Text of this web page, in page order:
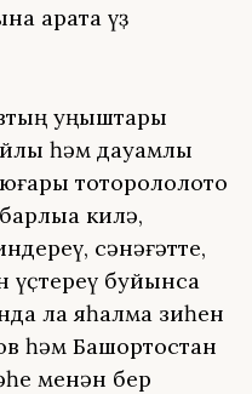
ҡарата үҙ
уңыштары
һәм дауамлы
тотороҡлолоҡто
килә,
сәнәғәтте,
үҫтереү буйынса
ла яһалма зиһен
һәм Башҡортостан
менән бер